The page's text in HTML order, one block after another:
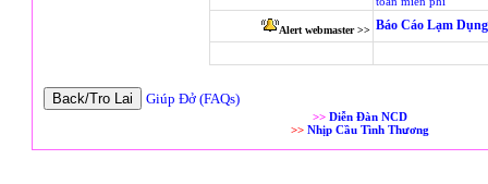
Alert webmaster >> Báo Cáo Lạm
Giúp Đở (FAQs)
>> Diễn Đàn NCD
>> Nhịp Cầu Tình Thương